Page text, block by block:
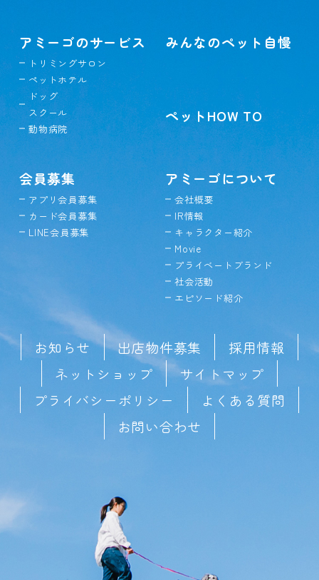
アミーゴのサービス
トリミングサロン
ペットホテル
ドッグ
スクール
動物病院
みんなのペット自慢
ペットHOW TO
会員募集
アプリ会員募集
カード会員募集
LINE会員募集
アミーゴについて
会社概要
IR情報
キャラクター紹介
Movie
プライベートブランド
社会活動
エピソード紹介
お知らせ 出店物件募集
採用情報
ネットショップ
サイトマップ
プライバシーポリシー
よくある質問
お問い合わせ